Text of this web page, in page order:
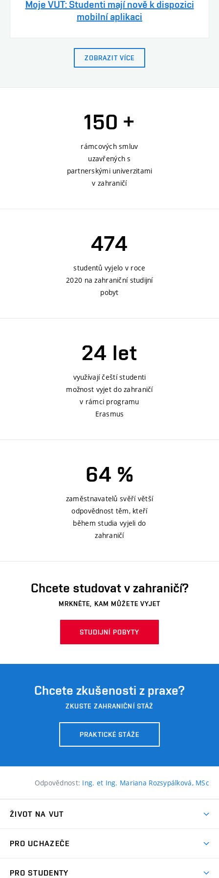
Moje VUT: Studenti mají nově k dispozici
mobilní aplikaci
ZOBRAZIT VÍCE
150 +
rámcových smluv
uzavřených s
partnerskými univerzitami
v zahraničí
474
studentů vyjelo v roce
2020 na zahraniční studijní
pobyt
24 let
využívají čeští studenti
možnost vyjet do zahraničí
v rámci programu
Erasmus
64 %
zaměstnavatelů svěří větší
odpovědnost těm, kteří
během studia vyjeli do
zahraničí
Chcete studovat v zahraničí?
MRKNĚTE, KAM MŮŽETE VYJET
STUDIJNÍ POBYTY
Chcete zkušenosti z praxe?
ZKUSTE ZAHRANIČNÍ STÁŽ
PRAKTICKÉ STÁŽE
Odpovědnost: Ing. et Ing. Mariana Rozsypálková, MSc
ŽIVOT NA VUT
Koleje
PRO UCHAZEČE
PRO STUDENTY